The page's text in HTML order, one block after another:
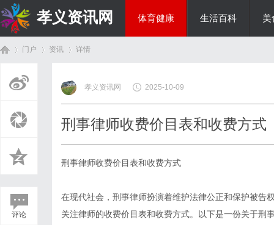
孝义资讯网 体育健康 生活百科 美
门户 资讯
›
详情
评论
孝义资讯网 2025-10-09
刑事律师收费价目表和收费方式
刑事律师收费价目表和收费方式
在现代社会，刑事律师扮演着维护法律公正和保护被告
关注律师的收费价目表和收费方式。以下是一份关于刑